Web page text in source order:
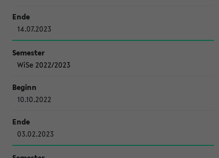
14.07.2023
WiSe 2022/2023
10.10.2022
03.02.2023